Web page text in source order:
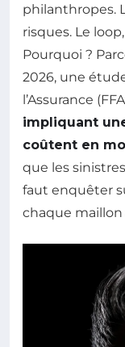
philanthropes.
risques. Le
Pourquoi ?
2026, une
l’Assurance
impliquant
coûtent en
que les
faut enquêter
chaque maillon